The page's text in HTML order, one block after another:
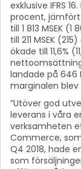
exklusive IFRS
procent,
till 1 813 MSEK
till 211 MSEK
ökade till 11,6%
landade på 646
marginalen blev
”Utöver god
leverans i våra
verksamheten
Commerce,
Q4 2018, hade
som